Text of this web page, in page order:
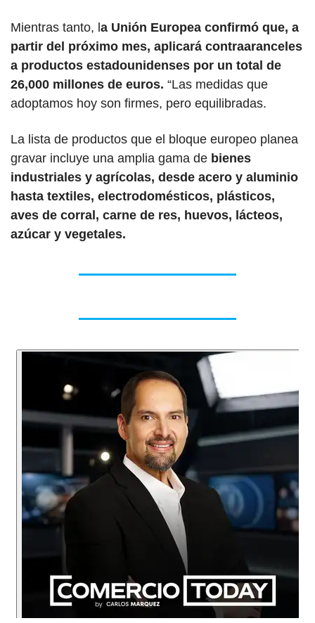
Mientras tanto, l a Unión Europea confirmó que, a
partir del próximo mes, aplicará contraaranceles
a productos estadounidenses por un total de
26,000 millones de euros. “Las medidas que
adoptamos hoy son firmes, pero equilibradas.
La lista de productos que el bloque europeo planea
gravar incluye una amplia gama de bienes
industriales y agrícolas, desde acero y aluminio
hasta textiles, electrodomésticos, plásticos,
aves de corral, carne de res, huevos, lácteos,
azúcar y vegetales.